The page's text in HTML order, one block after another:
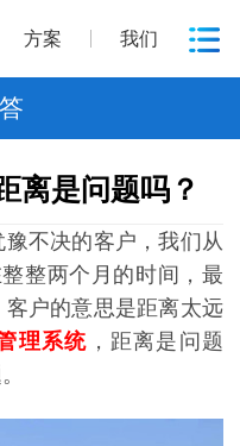
方案 我们
离是问题吗？
不决的客户，我们从
整两个月的时间，最
户的意思是距离太远
理系统 ，距离是问题